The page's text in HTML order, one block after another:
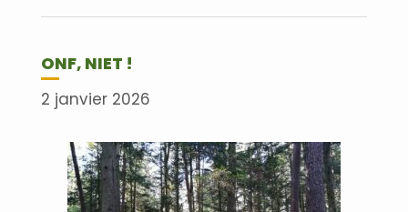
ONF, NIET !
2 janvier 2026